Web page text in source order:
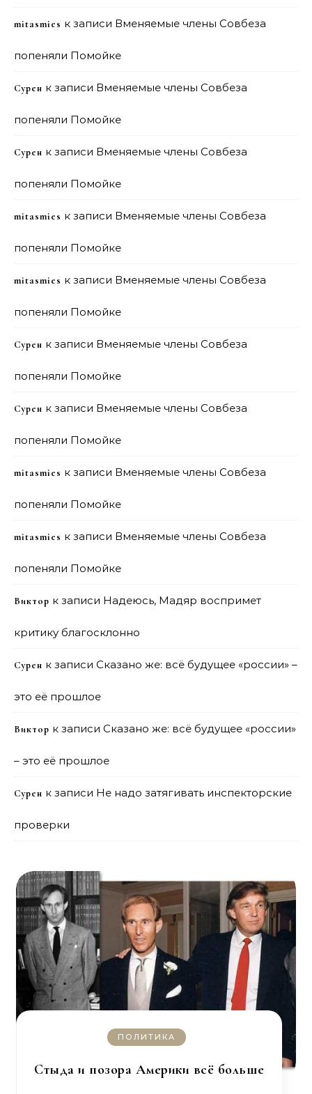
mitasmies к записи Вменяемые члены Совбеза
попеняли Помойке
Сурен к записи Вменяемые члены Совбеза
попеняли Помойке
Сурен к записи Вменяемые члены Совбеза
попеняли Помойке
mitasmies к записи Вменяемые члены Совбеза
попеняли Помойке
mitasmies к записи Вменяемые члены Совбеза
попеняли Помойке
Сурен к записи Вменяемые члены Совбеза
попеняли Помойке
Сурен к записи Вменяемые члены Совбеза
попеняли Помойке
mitasmies к записи Вменяемые члены Совбеза
попеняли Помойке
mitasmies к записи Вменяемые члены Совбеза
попеняли Помойке
Виктор к записи Надеюсь, Мадяр воспримет
критику благосклонно
Сурен к записи Сказано же: всё будущее «россии» –
это её прошлое
Виктор к записи Сказано же: всё будущее «россии»
– это её прошлое
Сурен к записи Не надо затягивать инспекторские
проверки
ПОЛИТИКА
Стыда и позора Америки всё больше